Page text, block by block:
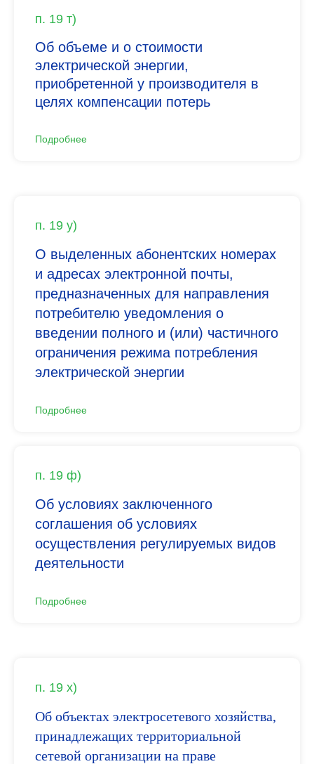
п. 19 т)
Об объеме и о стоимости
электрической энергии,
приобретенной у производителя в
целях компенсации потерь
Подробнее
п. 19 у)
О выделенных абонентских номерах
и адресах электронной почты,
предназначенных для направления
потребителю уведомления о
введении полного и (или) частичного
ограничения режима потребления
электрической энергии
Подробнее
п. 19 ф)
Об условиях заключенного
соглашения об условиях
осуществления регулируемых видов
деятельности
Подробнее
п. 19 х)
Об объектах электросетевого хозяйства,
принадлежащих территориальной
сетевой организации на праве